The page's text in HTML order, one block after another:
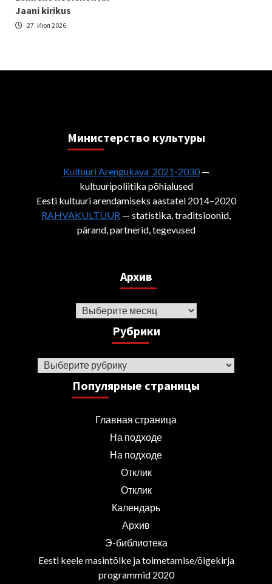
Jaani kirikus
27. Июл 2026
Министерствo культуры
Kultuuri Arengukava 2021-2030—
kultuuripoliitika põhialused
Eesti kultuuri arendamiseks aastatel 2014–2020
RAHVAKULTUUR — statistika, traditsioonid,
pärand, partnerid, tegevused
Архив
Архив
Рубрики
Рубрики
Популярные страницы
Главная страница
На подходе
На подходе
Отклик
Отклик
Календарь
Архив
Э-библиотека
Eesti keele masintõlke ja toimetamise/õigekirja
programmid 2020